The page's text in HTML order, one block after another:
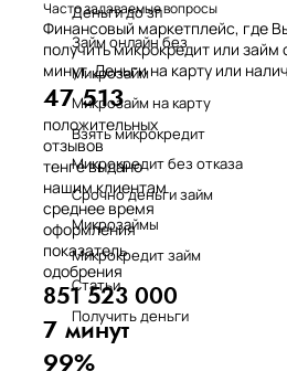
Деньги до зп
Займ онлайн без
Микрозайм
Микрозайм на карту
Взять микрокредит
Микрокредит без отказа
Срочно деньги займ
Микрозаймы
Микрокредит займ
Статьи
Получить деньги
Часто задаваемые вопросы
Финансовый маркетплейс, где
получить микрокредит или займ
минут. Деньги на карту или
47 513
положительных
отзывов
тенге выдано
нашим клиентам
среднее время
оформления
показатель
одобрения
851 523 000
7 минут
99%